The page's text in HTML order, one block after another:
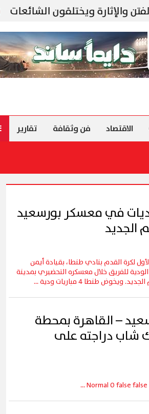
ويختلقون الشائعات
الاقتصاد فن وثقافة تقارير
يخوض 4 وديات في معسكر بورسعيد
الجديد
لكرة القدم بنادي طنطا، بقيادة أيمن
الودية للفريق خلال معسكره التحضيري بمدينة
طنطا 4 مباريات ودية ...
– القاهرة بمحطة
شاب دراجته على
Normal 0 false false